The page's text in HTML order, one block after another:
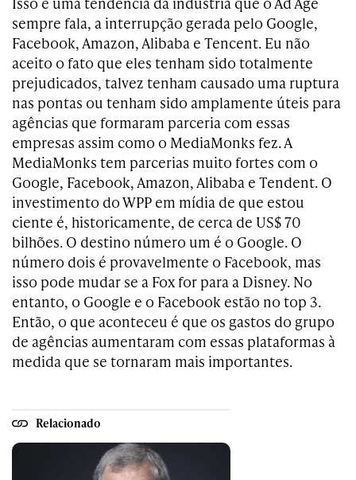
sempre fala, a interrupção gerada pelo Google,
Facebook, Amazon, Alibaba e Tencent. Eu não
aceito o fato que eles tenham sido totalmente
prejudicados, talvez tenham causado uma ruptura
nas pontas ou tenham sido amplamente úteis para
agências que formaram parceria com essas
empresas assim como o MediaMonks fez. A
MediaMonks tem parcerias muito fortes com o
Google, Facebook, Amazon, Alibaba e Tendent. O
investimento do WPP em mídia de que estou
ciente é, historicamente, de cerca de US$ 70
bilhões. O destino número um é o Google. O
número dois é provavelmente o Facebook, mas
isso pode mudar se a Fox for para a Disney. No
entanto, o Google e o Facebook estão no top 3.
Então, o que aconteceu é que os gastos do grupo
de agências aumentaram com essas plataformas à
medida que se tornaram mais importantes.
Relacionado